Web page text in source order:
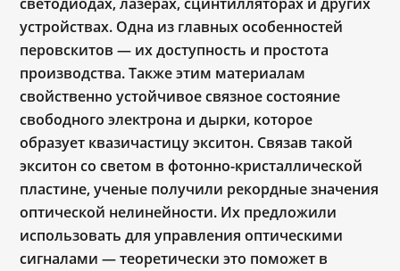
устройствах. Одна из главных особенностей
перовскитов — их доступность и простота
производства. Также этим материалам
свойственно устойчивое связное состояние
свободного электрона и дырки, которое
образует квазичастицу экситон. Связав такой
экситон со светом в фотонно-кристаллической
пластине, ученые получили рекордные значения
оптической нелинейности. Их предложили
использовать для управления оптическими
сигналами — теоретически это поможет в